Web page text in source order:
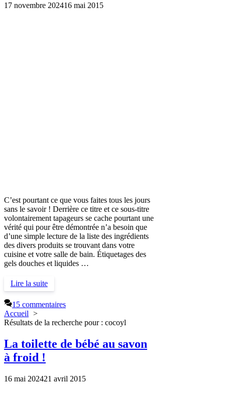
17 novembre 202416 mai 2015
C’est pourtant ce que vous faites tous les jours
sans le savoir ! Derrière ce titre et ce sous-titre
volontairement tapageurs se cache pourtant une
vérité qui pour être démontrée n’a besoin que
d’une simple lecture de la liste des ingrédients
des divers produits se trouvant dans votre
cuisine et votre salle de bain. Étiquetages des
gels douches et liquides …
Lire la suite
15 commentaires
Accueil
Résultats de la recherche pour : cocoyl
La toilette de bébé au savon
à froid !
16 mai 202421 avril 2015